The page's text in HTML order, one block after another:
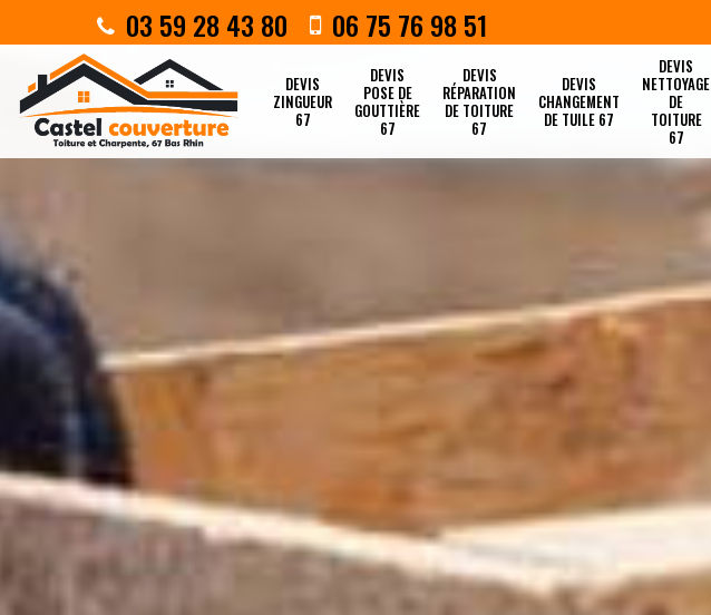
03 59 28 43 80 06 75 76 98 51
DEVIS
ZINGUEUR
67
DEVIS
POSE DE
GOUTTIÈRE
67
DEVIS
RÉPARATION
DE TOITURE
67
DEVIS
CHANGEMENT
DE TUILE 67
DEVIS
NETTOYAGE
DE
TOITURE
67